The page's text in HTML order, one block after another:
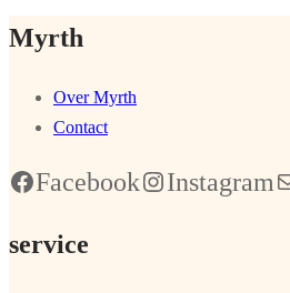
Myrth
Over Myrth
Contact
Facebook Instagram
service